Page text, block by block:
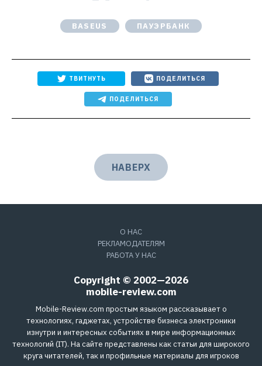
BASEUS ПАУЭРБАНК
ТВИТНУТЬ ПОДЕЛИТЬСЯ
ПОДЕЛИТЬСЯ
НАВЕРХ
О НАС
РЕКЛАМОДАТЕЛЯМ
РАБОТА У НАС
Copyright © 2002—2026
mobile-review.com
Mobile-Review.com простым языком рассказывает о
технологиях, гаджетах, устройстве бизнеса электроники
изнутри и интересных событиях в мире информационных
технологий (IT). На сайте представлены как статьи для широкого
круга читателей, так и профильные материалы для игроков